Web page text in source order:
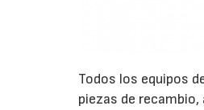
Todos los equipos
piezas de